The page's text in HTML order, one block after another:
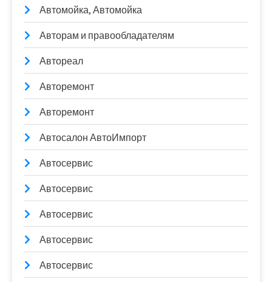
Автомойка, Автомойка
Авторам и правообладателям
Автореал
Авторемонт
Авторемонт
Автосалон АвтоИмпорт
Автосервис
Автосервис
Автосервис
Автосервис
Автосервис